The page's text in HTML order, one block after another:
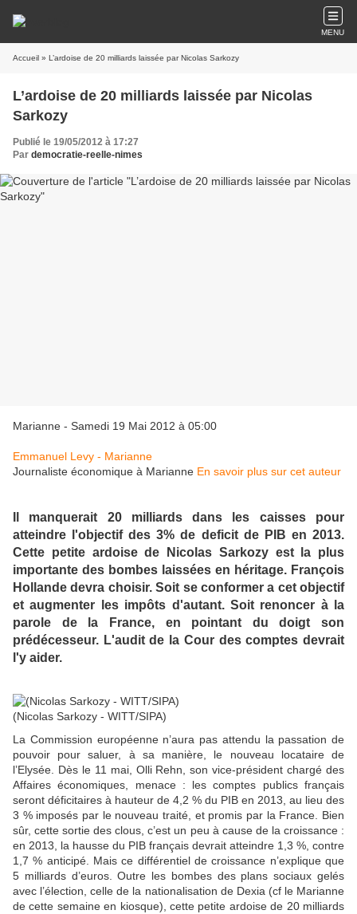
MENU
Accueil » L’ardoise de 20 milliards laissée par Nicolas Sarkozy
L’ardoise de 20 milliards laissée par Nicolas
Sarkozy
Publié le 19/05/2012 à 17:27
Par democratie-reelle-nimes
Marianne - Samedi 19 Mai 2012 à 05:00
Emmanuel Levy - Marianne
Journaliste économique à Marianne En savoir plus sur cet auteur
Il manquerait 20 milliards dans les caisses pour
atteindre l'objectif des 3% de deficit de PIB en 2013.
Cette petite ardoise de Nicolas Sarkozy est la plus
importante des bombes laissées en héritage. François
Hollande devra choisir. Soit se conformer a cet objectif
et augmenter les impôts d'autant. Soit renoncer à la
parole de la France, en pointant du doigt son
prédécesseur. L'audit de la Cour des comptes devrait
l'y aider.
(Nicolas Sarkozy - WITT/SIPA)
La Commission européenne n’aura pas attendu la passation de
pouvoir pour saluer, à sa manière, le nouveau locataire de
l’Elysée. Dès le 11 mai, Olli Rehn, son vice-président chargé des
Affaires économiques, menace : les comptes publics français
seront déficitaires à hauteur de 4,2 % du PIB en 2013, au lieu des
3 % imposés par le nouveau traité, et promis par la France. Bien
sûr, cette sortie des clous, c’est un peu à cause de la croissance :
en 2013, la hausse du PIB français devrait atteindre 1,3 %, contre
1,7 % anticipé. Mais ce différentiel de croissance n’explique que
5 milliards d’euros. Outre les bombes des plans sociaux gelés
avec l’élection, celle de la nationalisation de Dexia (cf le Marianne
de cette semaine en kiosque), cette petite ardoise de 20 milliards